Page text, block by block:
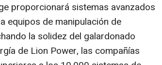
proporcionará sistemas avanzados
equipos de manipulación de
la solidez del galardonado
de Lion Power, las compañías